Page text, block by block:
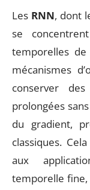
Les RNN, dont
se
temporelles de
mécanismes
conserver
prolongées
du gradient,
classiques.
aux
temporelle fine,